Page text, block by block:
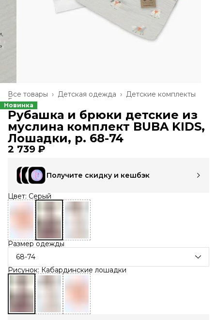
Детские комплекты
Детская одежда ›
Все товары ›
Главная
Новинка
Рубашка и брюки детские из
муслина комплект BUBA KIDS,
Лошадки, р. 68-74
2 739 ₽
Получите скидку и кешбэк
Цвет: Серый
Размер одежды
68-74
Рисунок: Кабардинские лошадки